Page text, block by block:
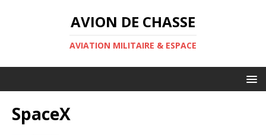
AVION DE CHASSE
AVIATION MILITAIRE & ESPACE
SpaceX